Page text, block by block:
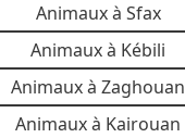
Animaux à Sfax
Animaux à Kébili
Animaux à Zaghouan
Animaux à Kairouan